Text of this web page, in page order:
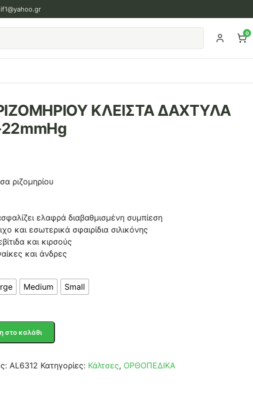
0
ΚΛΕΙΣΤΑ ΔΑΧΤΥΛΑ
ριζομηρίου
ελαφρά διαβαθμισμένη συμπίεση
και εσωτερικά σφαιρίδια σιλικόνης
και κιρσούς
και άνδρες
Medium Small
στο καλάθι
AL6312 Κατηγορίες: Κάλτσες, ΟΡΘΟΠΕΔΙΚΑ